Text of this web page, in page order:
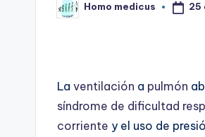
Publicado
por
Homo medicus 25
La ventilación a pulmón
síndrome de dificultad
corriente y el uso de